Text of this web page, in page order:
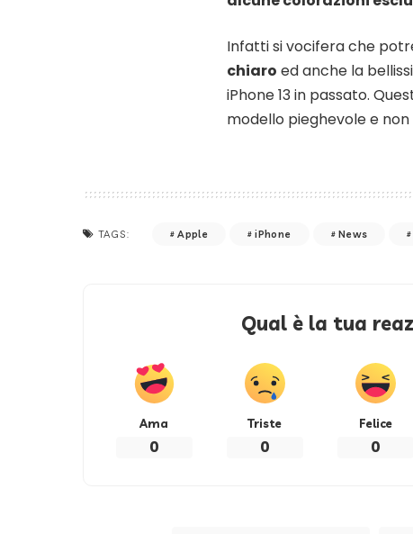
Infatti si vocifera che
chiaro ed anche la
iPhone 13 in passato.
modello pieghevole e non
TAGS: Apple iPhone News
Qual è la tua
Ama
0
Triste
0
Felice
0